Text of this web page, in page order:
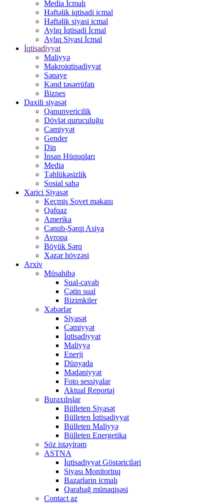
Media İcmalı
Həftəlik iqtisadi icmal
Həftəlik siyasi icmal
Aylıq İqtisadi İcmal
Aylıq Siyasi İcmal
İqtisadiyyat
Maliyyə
Makroiqtisadiyyat
Sənaye
Kənd təsərrüfatı
Biznes
Daxili siyasət
Qanunvericilik
Dövlət quruculuğu
Cəmiyyət
Gender
Din
İnsan Hüquqları
Media
Təhlükəsizlik
Sosial sahə
Xarici Siyasət
Keçmiş Sovet məkanı
Qafqaz
Amerika
Cənub-Şərqi Asiya
Avropa
Böyük Şərq
Xəzər hövzəsi
Arxiv
Müsahibə
Sual-cavab
Çətin sual
Bizimkiler
Xəbərlər
Siyasət
Cəmiyyət
İqtisadiyyat
Maliyyə
Enerji
Dünyada
Mədəniyyət
Foto sessiyalar
Aktual Reportaj
Buraxılışlar
Bülleten Siyasət
Bülleten İqtisadiyyat
Bülleten Maliyyə
Bülleten Energetika
Söz istəyirəm
ASTNA
İqtisadiyyat Göstəriciləri
Siyası Monitorinq
Bazarların icmalı
Qarabağ münaqişəsi
Contact az